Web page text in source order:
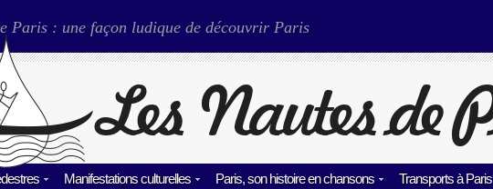
Paris : une façon ludique de découvrir Paris
Manifestations culturelles Paris, son histoire en chansons Transports à Paris